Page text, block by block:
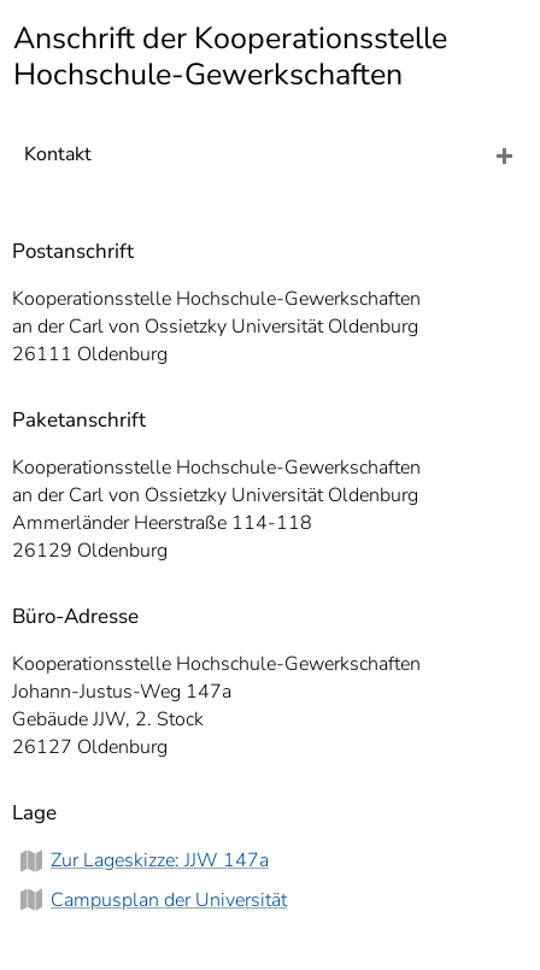
Informationen zur
Barrierefreiheit
Anschrift der Kooperationsstelle
Hochschule-Gewerkschaften
Kontakt
Postanschrift
Kooperationsstelle Hochschule-Gewerkschaften
an der Carl von Ossietzky Universität Oldenburg
26111 Oldenburg
Paketanschrift
Kooperationsstelle Hochschule-Gewerkschaften
an der Carl von Ossietzky Universität Oldenburg
Ammerländer Heerstraße 114-118
26129 Oldenburg
Büro-Adresse
Kooperationsstelle Hochschule-Gewerkschaften
Johann-Justus-Weg 147a
Gebäude JJW, 2. Stock
26127 Oldenburg
Lage
Zur Lageskizze: JJW 147a
Campusplan der Universität